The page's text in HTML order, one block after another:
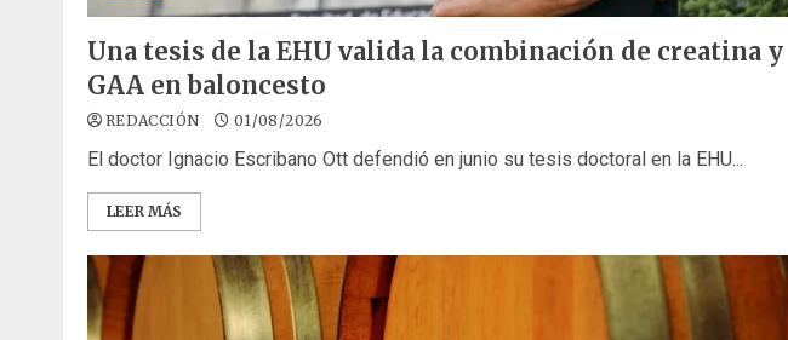
Una tesis de la EHU valida la combinación de creatina y
GAA en baloncesto
REDACCIÓN 01/08/2026
El doctor Ignacio Escribano Ott defendió en junio su tesis doctoral en la EHU...
LEER MÁS